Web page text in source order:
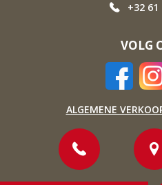
+32 61
VOLG
ALGEMENE